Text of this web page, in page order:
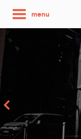
menu